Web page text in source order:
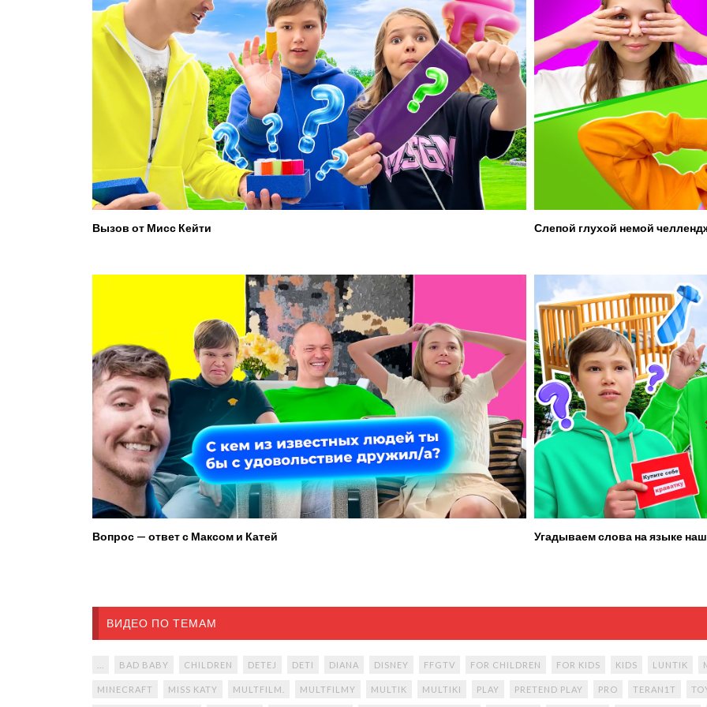
Вызов от Мисс Кейти Слепой глухой немой
Вопрос — ответ с Максом и Катей Угадываем слова на языке
ВИДЕО ПО ТЕМАМ
BAD BABY CHILDREN DETEJ DETI DIANA DISNEY FFGTV FOR CHILDREN FOR KIDS KIDS LUNTIK
MINECRAFT MISS KATY MULTFILM. MULTFILMY MULTIK MULTIKI PLAY PRETEND PLAY PRO TERAN1T